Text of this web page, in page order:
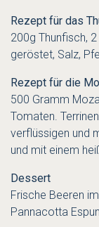
Rezept für das
200g Thunfisch,
geröstet, Salz,
Rezept für die
500 Gramm
Tomaten.
verflüssigen und
und mit einem
Dessert
Frische Beeren
Pannacotta